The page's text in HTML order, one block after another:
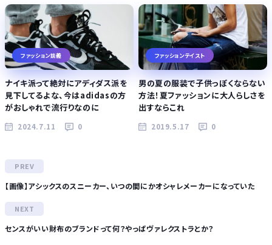
ファッション談義
ナイキ派って絶対にアディダス派を
見下してるよな、今はadidasの方
がおしゃれで流行りなのに
2024.7.11 0
ファッションテイスト
男の夏の服装で子供っぽくならない
方法！夏ファッションに大人らしさを
出すならこれ
2019.5.17 0
【画像】アシックスのスニーカー、いつの間にかオシャレメーカーになっていた
センスがいい財布のブランドって何？やっぱヴァレクストラとか？